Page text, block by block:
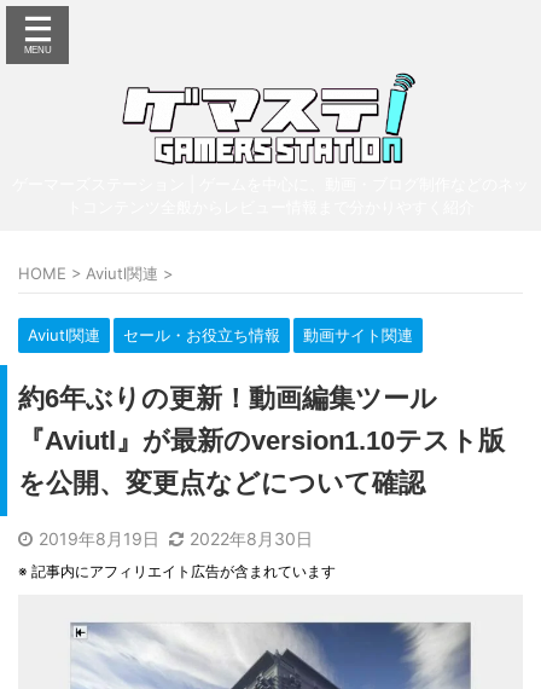
HOME > Aviutl関連 >
Aviutl関連 セール・お役立ち情報 動画サイト関連
約6年ぶりの更新！動画編集ツール
『Aviutl』が最新のversion1.10テスト版
を公開、変更点などについて確認
2019年8月19日 2022年8月30日
※ 記事内にアフィリエイト広告が含まれています